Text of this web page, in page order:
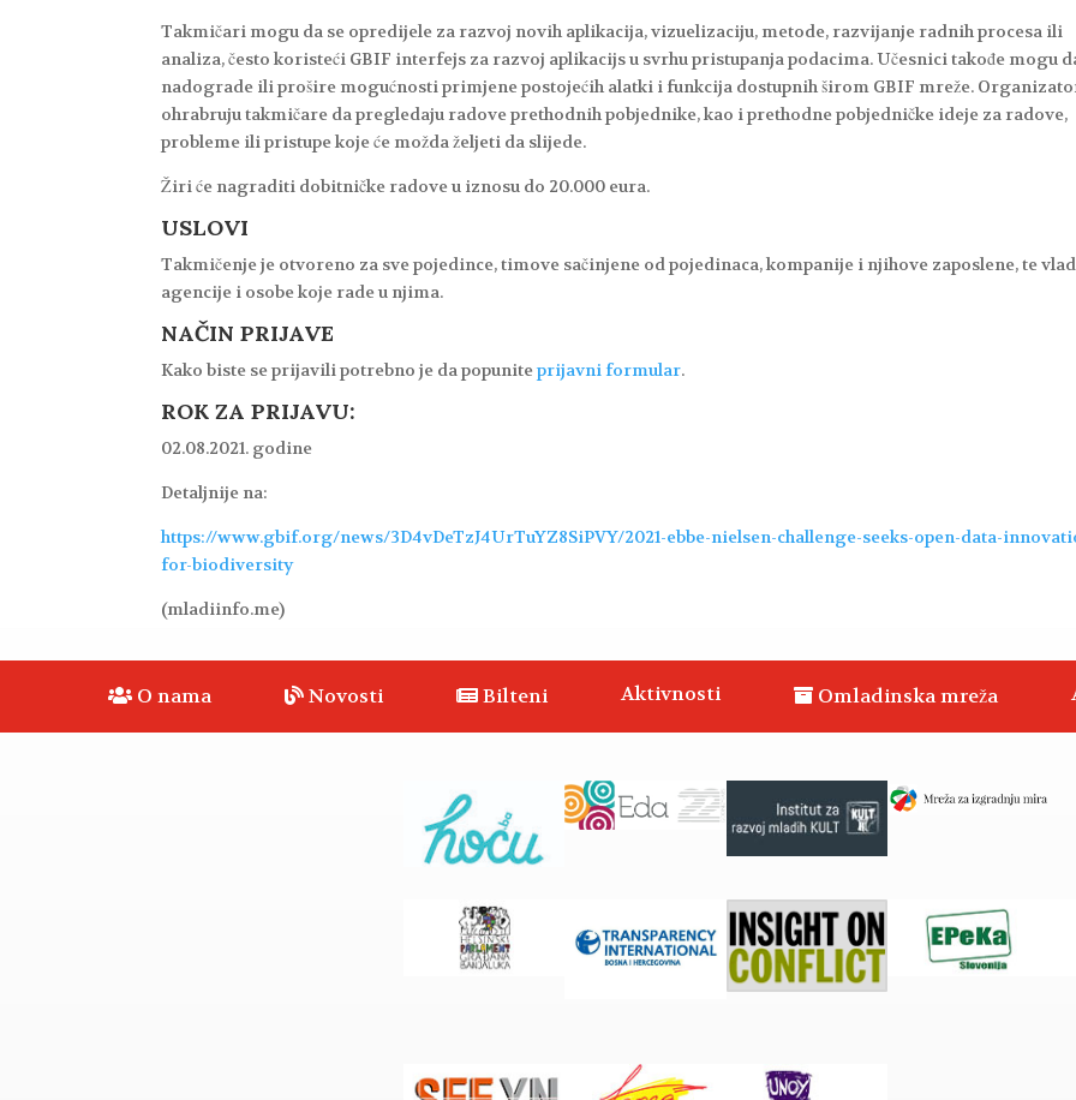
Takmičari mogu da se opredijele za razvoj novih aplikacija, vizuelizaciju, metode, razvijanje radnih procesa ili
analiza, često koristeći GBIF interfejs za razvoj aplikacijs u svrhu pristupanja podacima. Učesnici takođe mogu
nadograde ili prošire mogućnosti primjene postojećih alatki i funkcija dostupnih širom GBIF mreže.
ohrabruju takmičare da pregledaju radove prethodnih pobjednike, kao i prethodne pobjedničke ideje za radove,
probleme ili pristupe koje će možda željeti da slijede.
Žiri će nagraditi dobitničke radove u iznosu do 20.000 eura.
USLOVI
Takmičenje je otvoreno za sve pojedince, timove sačinjene od pojedinaca, kompanije i njihove zaposlene, te
agencije i osobe koje rade u njima.
NAČIN PRIJAVE
Kako biste se prijavili potrebno je da popuniteprijavni formular.
ROK ZA PRIJAVU:
02.08.2021. godine
Detaljnije na:
https://www.gbif.org/news/3D4vDeTzJ4UrTuYZ8SiPVY/2021-ebbe-nielsen-challenge-seeks-open-data-
for-biodiversity
(mladiinfo.me)
O nama Novosti Bilteni Aktivnosti Omladinska mreža